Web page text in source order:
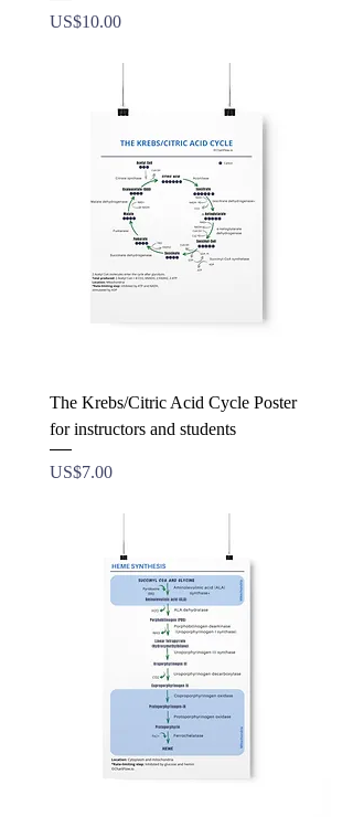
ราคา
US$10.00
The Krebs/Citric Acid Cycle Poster
for instructors and students
ราคา
US$7.00